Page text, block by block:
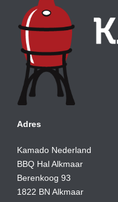
Adres
Kamado Nederland
BBQ Hal Alkmaar
Berenkoog 93
1822 BN Alkmaar